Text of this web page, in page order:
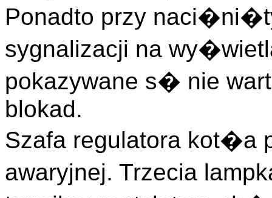
Ponadto przy
sygnalizacji na
pokazywane s� nie
blokad.
Szafa regulatora kot�a
awaryjnej. Trzecia